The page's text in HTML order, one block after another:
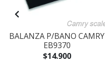
BALANZA P/BANO CAMRY
EB9370
$14.900